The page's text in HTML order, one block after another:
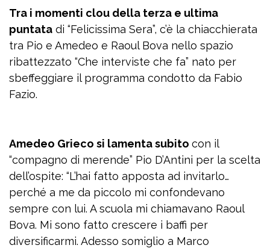
Tra i momenti clou della terza e ultima
puntata di “Felicissima Sera”, c’è la chiacchierata
tra Pio e Amedeo e Raoul Bova nello spazio
ribattezzato “Che interviste che fa” nato per
sbeffeggiare il programma condotto da Fabio
Fazio.
Amedeo Grieco si lamenta subito con il
“compagno di merende” Pio D’Antini per la scelta
dell’ospite: “L’hai fatto apposta ad invitarlo…
perché a me da piccolo mi confondevano
sempre con lui. A scuola mi chiamavano Raoul
Bova. Mi sono fatto crescere i baffi per
diversificarmi. Adesso somiglio a Marco